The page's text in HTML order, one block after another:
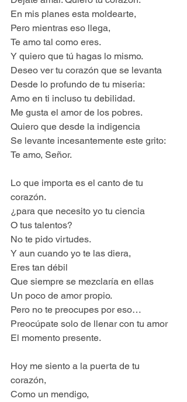
En mis planes esta moldearte,
Pero mientras eso llega,
Te amo tal como eres.
Y quiero que tú hagas lo mismo.
Deseo ver tu corazón que se levanta
Desde lo profundo de tu miseria:
Amo en ti incluso tu debilidad.
Me gusta el amor de los pobres.
Quiero que desde la indigencia
Se levante incesantemente este grito:
Te amo, Señor.
Lo que importa es el canto de tu
corazón.
¿para que necesito yo tu ciencia
O tus talentos?
No te pido virtudes.
Y aun cuando yo te las diera,
Eres tan débil
Que siempre se mezclaría en ellas
Un poco de amor propio.
Pero no te preocupes por eso…
Preocúpate solo de llenar con tu amor
El momento presente.
Hoy me siento a la puerta de tu
corazón,
Como un mendigo,